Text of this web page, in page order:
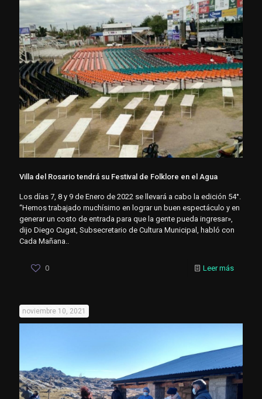
Villa del Rosario tendrá su Festival de Folklore en el Agua
Los días 7, 8 y 9 de Enero de 2022 se llevará a cabo la edición 54°.
“Hemos trabajado muchísimo en lograr un buen espectáculo y en
generar un costo de entrada para que la gente pueda ingresar»,
dijo Diego Cugat, Subsecretario de Cultura Municipal, habló con
Cada Mañana..
0 Leer más
noviembre 10, 2021